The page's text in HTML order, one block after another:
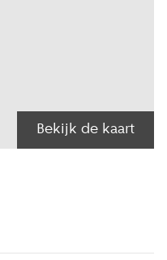
Bekijk de kaart